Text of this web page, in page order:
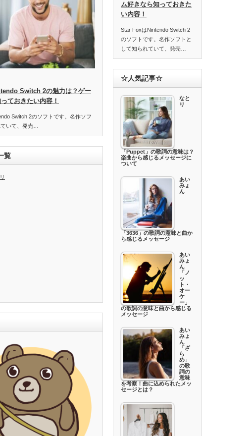
Switch 2の魅力は？ゲー
ておきたい内容！
Switch 2のソフトです。名作ソフ
いて、発売…
覧
ム好きなら知っておきた
い内容！
Star FoxはNintendo Switch 2
のソフトです。名作ソフトと
して知られていて、発売…
☆人気記事☆
なと
り
「Puppet」の歌詞の意味は？
楽曲から感じるメッセージに
ついて
あい
みょ
ん
「3636」の歌詞の意味と曲か
ら感じるメッセージ
あい
みょ
ん
「ノ
ッ
ト・
オー
ケ
ー」
の歌詞の意味と曲から感じる
メッセージ
あい
みょ
ん
「ざ
ら
め」
の歌
詞の
意味
を考察！曲に込められたメッ
セージとは？